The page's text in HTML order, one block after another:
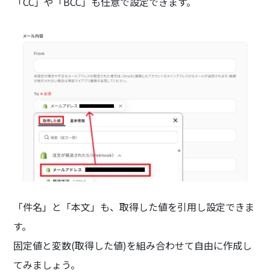
「件名」と「本文」も、取得した値を引用し設定できま
す。
固定値と変数(取得した値)を組み合わせて自由に作成し
てみましょう。